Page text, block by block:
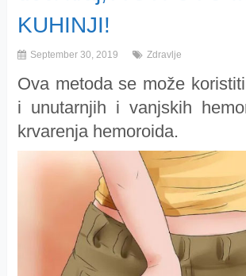
KUHINJI!
September 30, 2019 Zdravlje
Ova metoda se može
i unutarnjih i vanjskih
krvarenja hemoroida.